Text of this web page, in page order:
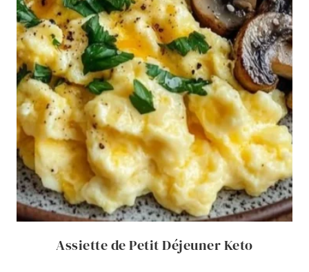
Assiette de Petit Déjeuner Keto